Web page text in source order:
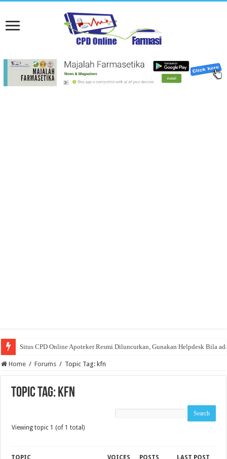
Situs CPD Online Apoteker Resmi Diluncurkan, Gunakan Helpdesk Bila
Home / Forums / Topic Tag: kfn
Topic Tag: kfn
Viewing topic 1 (of 1 total)
TOPIC VOICES POSTS LAST POST